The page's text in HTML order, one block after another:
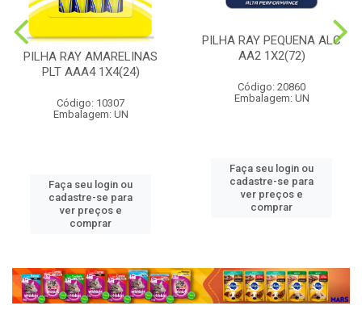
PILHA RAY AMARELINAS
PLT AAA4 1X4(24)
Código: 10307
Embalagem: UN
Faça seu login ou
cadastre-se para
ver preços e
comprar
PILHA RAY PEQUENA ALC
AA2 1X2(72)
Código: 20860
Embalagem: UN
Faça seu login ou
cadastre-se para
ver preços e
comprar